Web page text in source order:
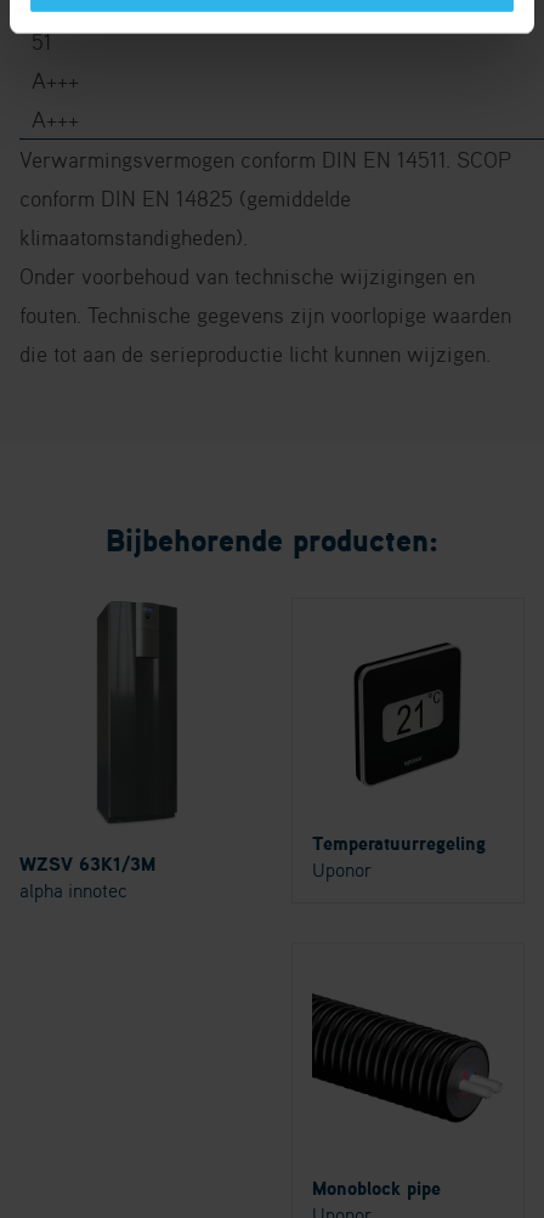
51
A+++
A+++
Verwarmingsvermogen conform DIN EN 14511. SCOP
conform DIN EN 14825 (gemiddelde
klimaatomstandigheden).
Onder voorbehoud van technische wijzigingen en
fouten. Technische gegevens zijn voorlopige waarden
die tot aan de serieproductie licht kunnen wijzigen.
Bijbehorende producten:
WZSV 63K1/3M
alpha innotec
Temperatuurregeling
Uponor
Monoblock pipe